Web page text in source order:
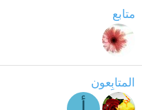
متابع
المتابِعون